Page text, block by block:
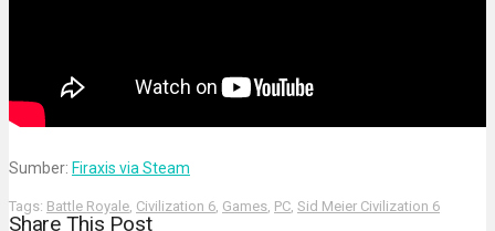
Sumber: Firaxis via Steam
Tags: Battle Royale, Civilization 6, Games, PC, Sid Meier Civilization 6
Share This Post